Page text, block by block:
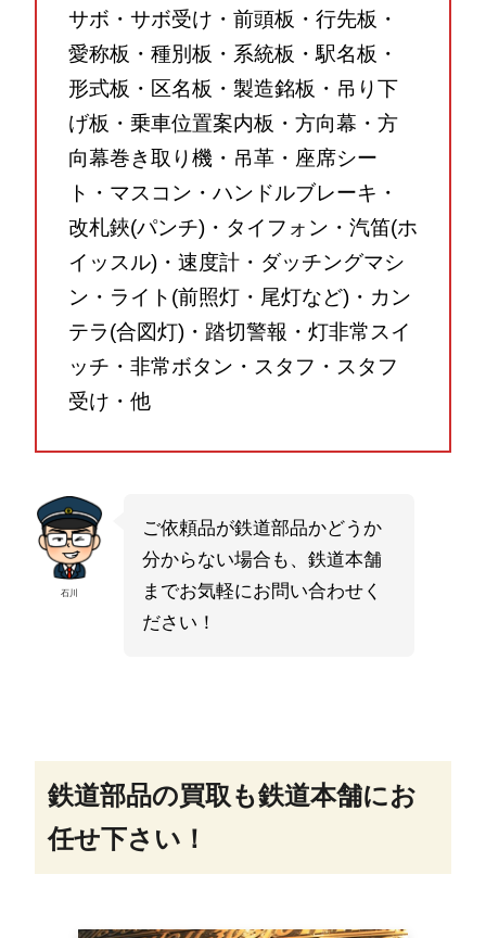
サボ・サボ受け・前頭板・行先板・
愛称板・種別板・系統板・駅名板・
形式板・区名板・製造銘板・吊り下
げ板・乗車位置案内板・方向幕・方
向幕巻き取り機・吊革・座席シー
ト・マスコン・ハンドルブレーキ・
改札鋏(パンチ)・タイフォン・汽笛(ホ
イッスル)・速度計・ダッチングマシ
ン・ライト(前照灯・尾灯など)・カン
テラ(合図灯)・踏切警報・灯非常スイ
ッチ・非常ボタン・スタフ・スタフ
受け・他
石川
ご依頼品が鉄道部品かどうか
分からない場合も、鉄道本舗
までお気軽にお問い合わせく
ださい！
鉄道部品の買取も鉄道本舗にお
任せ下さい！